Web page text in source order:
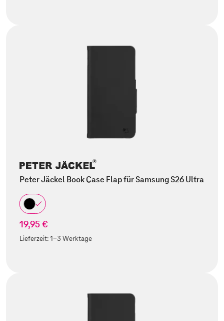
Peter Jäckel Book Case Flap für Samsung S26 Ultra
19,95 €
Lieferzeit:1-3 Werktage